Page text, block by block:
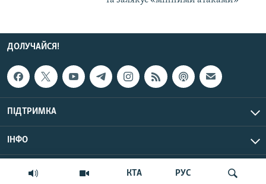
КТА РУС
ДОЛУЧАЙСЯ!
ПІДТРИМКА
ІНФО
© Крим.Реалії, 2026 | Усі права застережено.